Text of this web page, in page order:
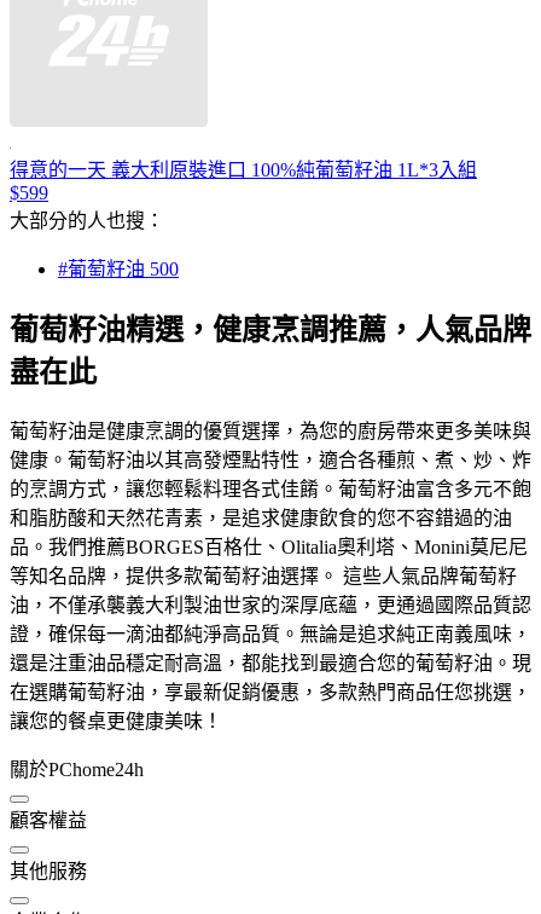
得意的一天 義大利原裝進口 100%純葡萄籽油 1L*3入組
$599
大部分的人也搜：
#葡萄籽油 500
葡萄籽油精選，健康烹調推薦，人氣品牌
盡在此
葡萄籽油是健康烹調的優質選擇，為您的廚房帶來更多美味與
健康。葡萄籽油以其高發煙點特性，適合各種煎、煮、炒、炸
的烹調方式，讓您輕鬆料理各式佳餚。葡萄籽油富含多元不飽
和脂肪酸和天然花青素，是追求健康飲食的您不容錯過的油
品。我們推薦BORGES百格仕、Olitalia奧利塔、Monini莫尼尼
等知名品牌，提供多款葡萄籽油選擇。 這些人氣品牌葡萄籽
油，不僅承襲義大利製油世家的深厚底蘊，更通過國際品質認
證，確保每一滴油都純淨高品質。無論是追求純正南義風味，
還是注重油品穩定耐高溫，都能找到最適合您的葡萄籽油。現
在選購葡萄籽油，享最新促銷優惠，多款熱門商品任您挑選，
讓您的餐桌更健康美味！
關於PChome24h
顧客權益
其他服務